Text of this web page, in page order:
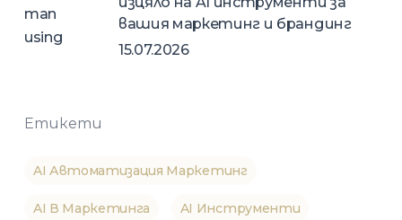
вашия маркетинг и брандинг
15.07.2026
Етикети
AI Автоматизация Маркетинг
AI В Маркетинга AI Инструменти